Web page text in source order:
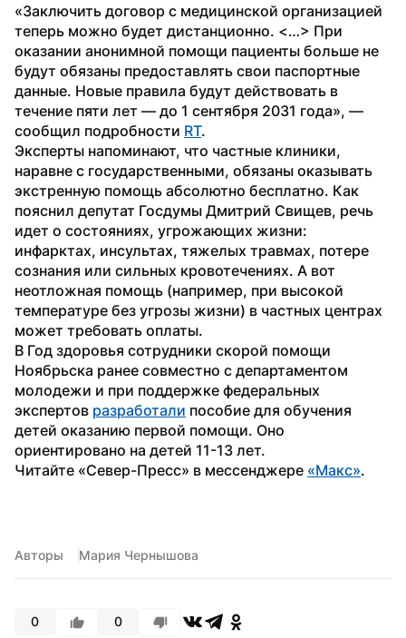
«Заключить договор с медицинской организацией
теперь можно будет дистанционно. <…> При
оказании анонимной помощи пациенты больше не
будут обязаны предоставлять свои паспортные
данные. Новые правила будут действовать в
течение пяти лет — до 1 сентября 2031 года», —
сообщил подробности RT.
Эксперты напоминают, что частные клиники,
наравне с государственными, обязаны оказывать
экстренную помощь абсолютно бесплатно. Как
пояснил депутат Госдумы Дмитрий Свищев, речь
идет о состояниях, угрожающих жизни:
инфарктах, инсультах, тяжелых травмах, потере
сознания или сильных кровотечениях. А вот
неотложная помощь (например, при высокой
температуре без угрозы жизни) в частных центрах
может требовать оплаты.
В Год здоровья сотрудники скорой помощи
Ноябрьска ранее совместно с департаментом
молодежи и при поддержке федеральных
экспертов разработали пособие для обучения
детей оказанию первой помощи. Оно
ориентировано на детей 11-13 лет.
Читайте «Север-Пресс» в мессенджере «Макс».
Авторы Мария Чернышова
0 0